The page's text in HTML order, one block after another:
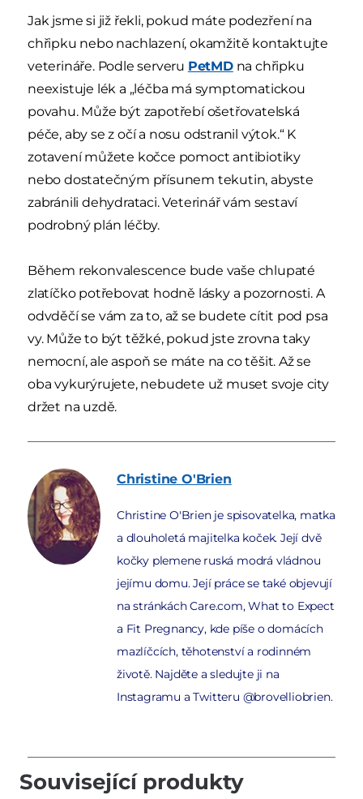
Jak jsme si již řekli, pokud máte podezření na
chřipku nebo nachlazení, okamžitě kontaktujte
veterináře. Podle serveru PetMDna chřipku
neexistuje lék a „léčba má symptomatickou
povahu. Může být zapotřebí ošetřovatelská
péče, aby se z očí a nosu odstranil výtok.“ K
zotavení můžete kočce pomoct antibiotiky
nebo dostatečným přísunem tekutin, abyste
zabránili dehydrataci. Veterinář vám sestaví
podrobný plán léčby.
Během rekonvalescence bude vaše chlupaté
zlatíčko potřebovat hodně lásky a pozornosti. A
odvděčí se vám za to, až se budete cítit pod psa
vy. Může to být těžké, pokud jste zrovna taky
nemocní, ale aspoň se máte na co těšit. Až se
oba vykurýrujete, nebudete už muset svoje city
držet na uzdě.
Christine O'Brien
Christine O'Brien je spisovatelka, matka
a dlouholetá majitelka koček. Její dvě
kočky plemene ruská modrá vládnou
jejímu domu. Její práce se také objevují
na stránkách Care.com, What to Expect
a Fit Pregnancy, kde píše o domácích
mazlíčcích, těhotenství a rodinném
životě. Najděte a sledujte ji na
Instagramu a Twitteru @brovelliobrien.
Související produkty